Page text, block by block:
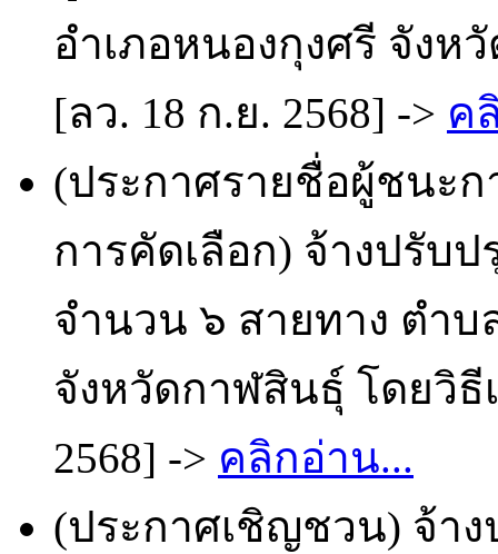
อำเภอหนองกุงศรี จังห
[ลว. 18 ก.ย. 2568] -> ค
(ประกาศรายชื่อผู้ชนะก
การคัดเลือก) จ้างปรับ
จำนวน ๖ สายทาง ตำบ
จังหวัดกาฬสินธุ์ โดยวิธี
2568] -> คลิกอ่าน...
(ประกาศเชิญชวน) จ้า